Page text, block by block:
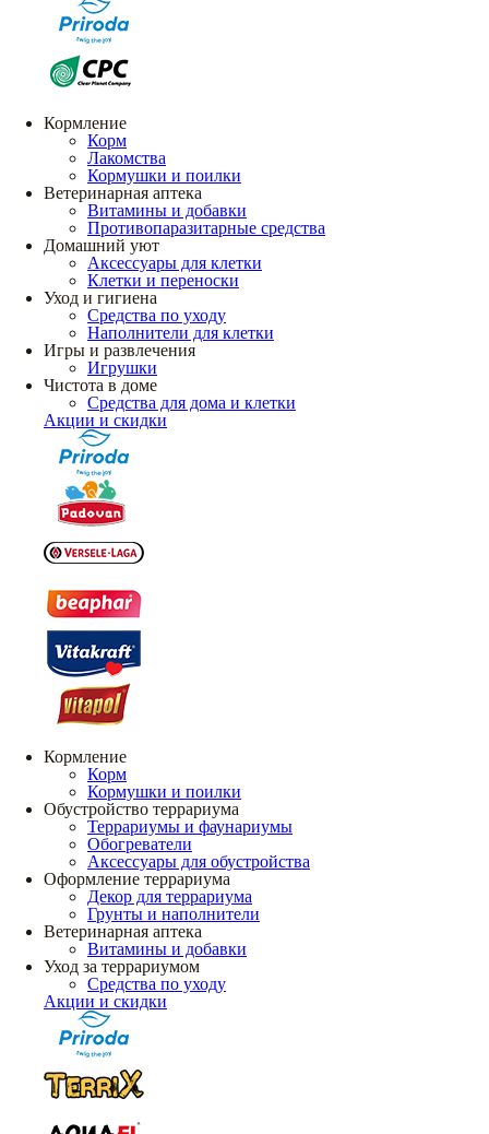
Кормление
Корм
Лакомства
Кормушки и поилки
Ветеринарная аптека
Витамины и добавки
Противопаразитарные средства
Домашний уют
Аксессуары для клетки
Клетки и переноски
Уход и гигиена
Средства по уходу
Наполнители для клетки
Игры и развлечения
Игрушки
Чистота в доме
Средства для дома и клетки
Акции и скидки
Кормление
Корм
Кормушки и поилки
Обустройство террариума
Террариумы и фаунариумы
Обогреватели
Аксессуары для обустройства
Оформление террариума
Декор для террариума
Грунты и наполнители
Ветеринарная аптека
Витамины и добавки
Уход за террариумом
Средства по уходу
Акции и скидки